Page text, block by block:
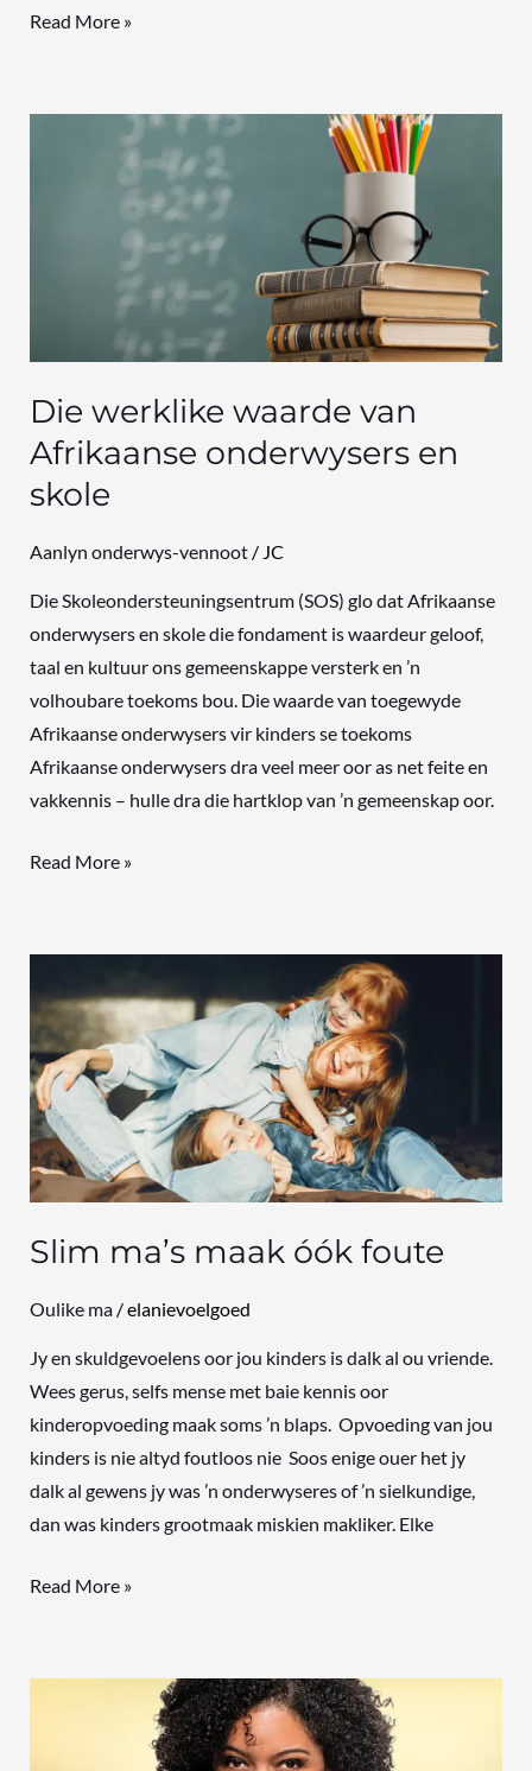
Read More »
Die werklike waarde van
Afrikaanse onderwysers en
skole
Aanlyn onderwys-vennoot/ JC
Die Skoleondersteuningsentrum (SOS) glo dat Afrikaanse
onderwysers en skole die fondament is waardeur geloof,
taal en kultuur ons gemeenskappe versterk en ’n
volhoubare toekoms bou. Die waarde van toegewyde
Afrikaanse onderwysers vir kinders se toekoms
Afrikaanse onderwysers dra veel meer oor as net feite en
vakkennis – hulle dra die hartklop van ’n gemeenskap oor.
onderwysers
skole
Read More »
Slim ma’s maak óók foute
Oulike ma/elanievoelgoed
Jy en skuldgevoelens oor jou kinders is dalk al ou vriende.
Wees gerus, selfs mense met baie kennis oor
kinderopvoeding maak soms ’n blaps. Opvoeding van jou
kinders is nie altyd foutloos nie Soos enige ouer het jy
dalk al gewens jy was ’n onderwyseres of ’n sielkundige,
dan was kinders grootmaak miskien makliker. Elke
ma’s
maak
óók
foute
Read More »